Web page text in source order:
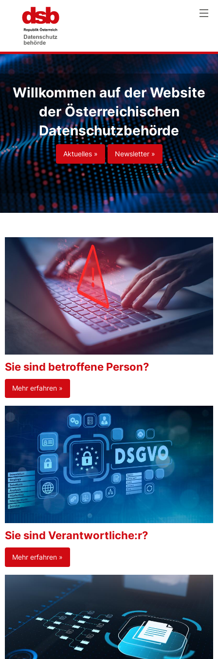
Willkommen auf der Website
der Österreichischen
Datenschutzbehörde
Aktuelles » Newsletter »
Sie sind betroffene Person?
Mehr erfahren »
Sie sind Verantwortliche:r?
Mehr erfahren »